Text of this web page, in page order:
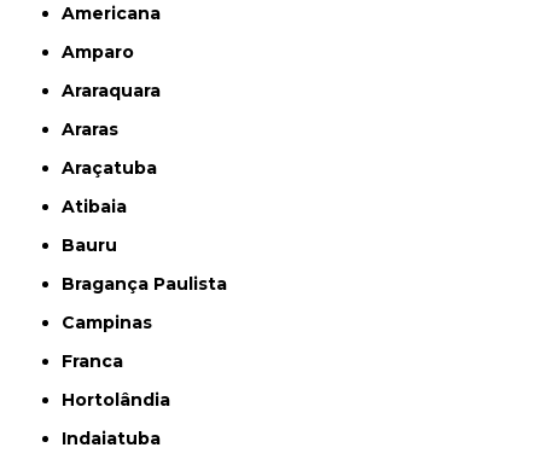
Americana
Amparo
Araraquara
Araras
Araçatuba
Atibaia
Bauru
Bragança Paulista
Campinas
Franca
Hortolândia
Indaiatuba